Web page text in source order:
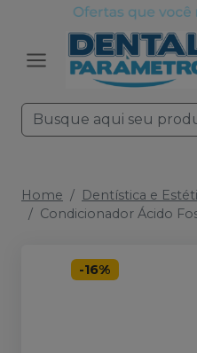
Home Dentística e
Condicionador Ácido
-16%